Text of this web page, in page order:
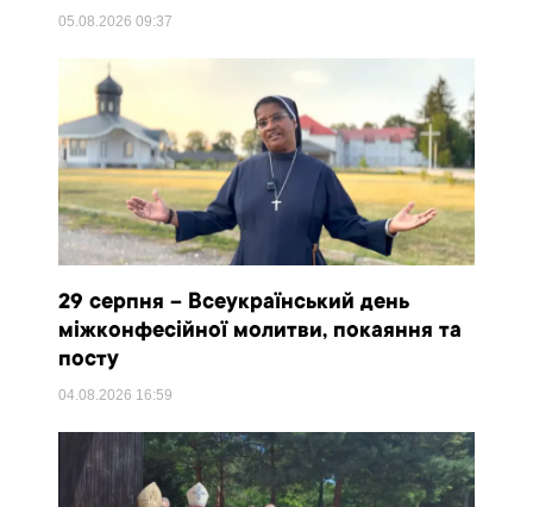
05.08.202609:37
29 серпня – Всеукраїнський день
міжконфесійної молитви, покаяння та
посту
04.08.2026 16:59